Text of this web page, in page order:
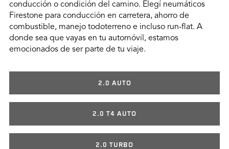
conducción o condición del camino. Elegí neumáticos
Firestone para conducción en carretera, ahorro de
combustible, manejo todoterreno e incluso run-flat. A
donde sea que vayas en tu automóvil, estamos
emocionados de ser parte de tu viaje.
2.0 AUTO
2.0 T4 AUTO
2.0 TURBO